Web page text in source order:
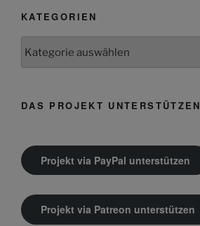
KATEGORIEN
DAS PROJEKT UNTERSTÜTZEN
Projekt via PayPal unterstützen
Projekt via Patreon unterstützen